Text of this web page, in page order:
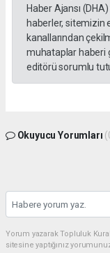
Haber Ajansı
haberler, sitemizin
kanallarından
muhataplar haberi
editörü sorumlu
Okuyucu Yorumları
Yorum yazarak Topluluk
sitesine yaptığınız